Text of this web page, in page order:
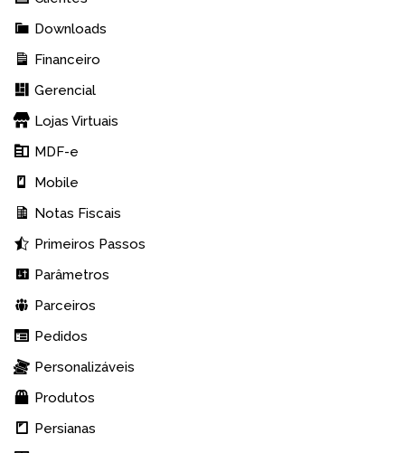
Downloads
Financeiro
Gerencial
Lojas Virtuais
MDF-e
Mobile
Notas Fiscais
Primeiros Passos
Parâmetros
Parceiros
Pedidos
Personalizáveis
Produtos
Persianas